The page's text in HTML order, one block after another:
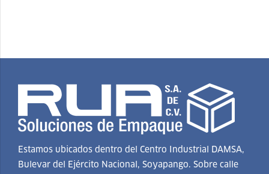
Estamos ubicados dentro del Centro Industrial DAMSA,
Bulevar del Ejército Nacional, Soyapango. Sobre calle